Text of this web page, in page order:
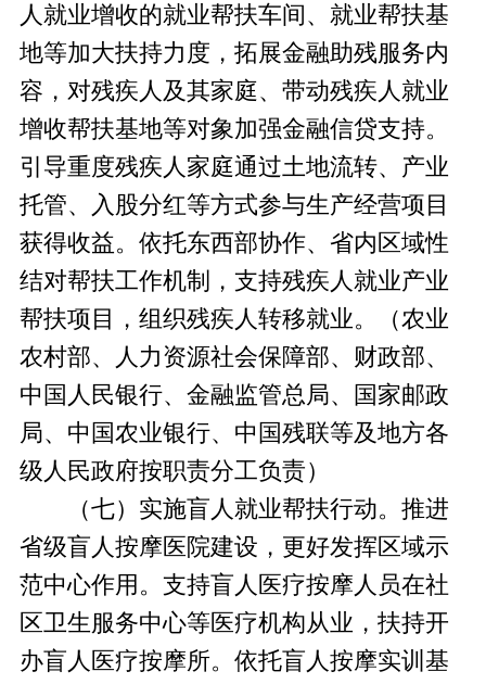
人就业增收的就业帮扶车间、就业帮扶基
地等加大扶持力度，拓展金融助残服务内
容，对残疾人及其家庭、带动残疾人就业
增收帮扶基地等对象加强金融信贷支持。
引导重度残疾人家庭通过土地流转、产业
托管、入股分红等方式参与生产经营项目
获得收益。依托东西部协作、省内区域性
结对帮扶工作机制，支持残疾人就业产业
帮扶项目，组织残疾人转移就业。（农业
农村部、人力资源社会保障部、财政部、
中国人民银行、金融监管总局、国家邮政
局、中国农业银行、中国残联等及地方各
级人民政府按职责分工负责）
（七）实施盲人就业帮扶行动。推进
省级盲人按摩医院建设，更好发挥区域示
范中心作用。支持盲人医疗按摩人员在社
区卫生服务中心等医疗机构从业，扶持开
办盲人医疗按摩所。依托盲人按摩实训基